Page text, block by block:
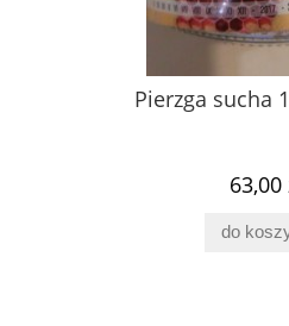
Pierzga sucha
63,00
do